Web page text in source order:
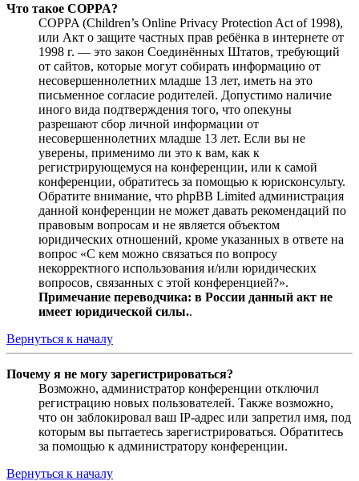
Что такое COPPA?
COPPA (Children’s Online Privacy Protection Act of 1998),
или Акт о защите частных прав ребёнка в интернете от
1998 г. — это закон Соединённых Штатов, требующий
от сайтов, которые могут собирать информацию от
несовершеннолетних младше 13 лет, иметь на это
письменное согласие родителей. Допустимо наличие
иного вида подтверждения того, что опекуны
разрешают сбор личной информации от
несовершеннолетних младше 13 лет. Если вы не
уверены, применимо ли это к вам, как к
регистрирующемуся на конференции, или к самой
конференции, обратитесь за помощью к юрисконсульту.
Обратите внимание, что phpBB Limited администрация
данной конференции не может давать рекомендаций по
правовым вопросам и не является объектом
юридических отношений, кроме указанных в ответе на
вопрос «С кем можно связаться по вопросу
некорректного использования и/или юридических
вопросов, связанных с этой конференцией?».
Примечание переводчика: в России данный акт не
имеет юридической силы..
Вернуться к началу
Почему я не могу зарегистрироваться?
Возможно, администратор конференции отключил
регистрацию новых пользователей. Также возможно,
что он заблокировал ваш IP-адрес или запретил имя, под
которым вы пытаетесь зарегистрироваться. Обратитесь
за помощью к администратору конференции.
Вернуться к началу